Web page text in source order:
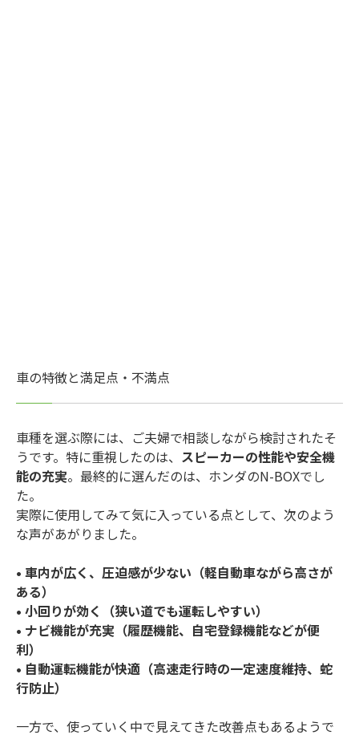
車の特徴と満足点・不満点
車種を選ぶ際には、ご夫婦で相談しながら検討されたそ
うです。特に重視したのは、 スピーカーの性能や安全機
能の充実。最終的に選んだのは、ホンダのN-BOXでし
た。
実際に使用してみて気に入っている点として、次のよう
な声があがりました。
• 車内が広く、圧迫感が少ない（軽自動車ながら高さが
ある）
• 小回りが効く（狭い道でも運転しやすい）
• ナビ機能が充実（履歴機能、自宅登録機能などが便
利）
• 自動運転機能が快適（高速走行時の一定速度維持、蛇
行防止）
一方で、使っていく中で見えてきた改善点もあるようで